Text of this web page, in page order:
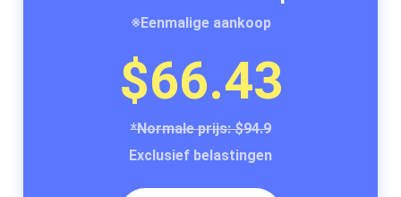
※Eenmalige aankoop
$66.43
*Normale prijs: $94.9
Exclusief belastingen